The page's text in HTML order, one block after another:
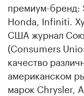
премиум-бренд:
Honda, Infiniti.
США журнал
(Consumers
качество
американском
марок Chrysler,